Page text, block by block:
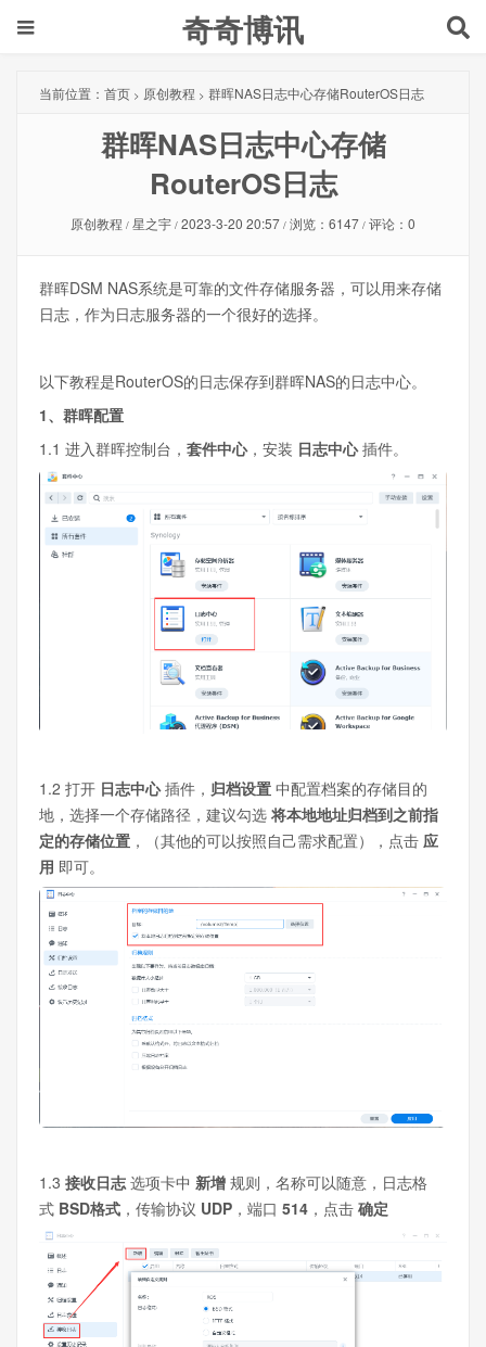
奇奇博讯
当前位置： 首页 > 原创教程 > 群晖NAS日志中心存储RouterOS日志
群晖NAS日志中心存储
RouterOS日志
原创教程 / 星之宇 / 2023-3-20 20:57 / 浏览：6147 / 评论：0
群晖DSM NAS系统是可靠的文件存储服务器，可以用来存储
日志，作为日志服务器的一个很好的选择。
以下教程是RouterOS的日志保存到群晖NAS的日志中心。
1、群晖配置
1.1 进入群晖控制台， 套件中心，安装 日志中心插件。
1.2 打开 日志中心插件， 归档设置 中配置档案的存储目的
地，选择一个存储路径，建议勾选 将本地地址归档到之前指
定的存储位置 ，（其他的可以按照自己需求配置），点击 应
用 即可。
1.3 接收日志 选项卡中 新增 规则，名称可以随意，日志格
式 BSD格式 ，传输协议 UDP ，端口 514 ，点击 确定